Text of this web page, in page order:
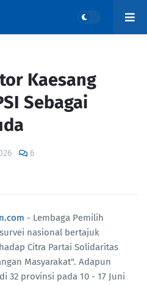
Kaesang
Sebagai
6
- Lembaga Pemilih
nasional bertajuk
Citra Partai Solidaritas
Masyarakat". Adapun
32 provinsi pada 10 - 17 Juni